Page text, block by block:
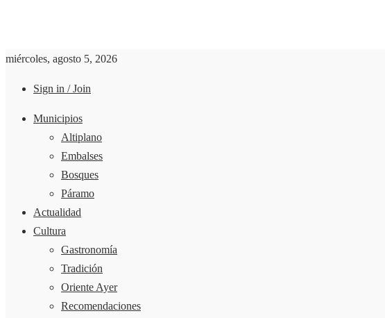
miércoles, agosto 5, 2026
Sign in / Join
Municipios
Altiplano
Embalses
Bosques
Páramo
Actualidad
Cultura
Gastronomía
Tradición
Oriente Ayer
Recomendaciones